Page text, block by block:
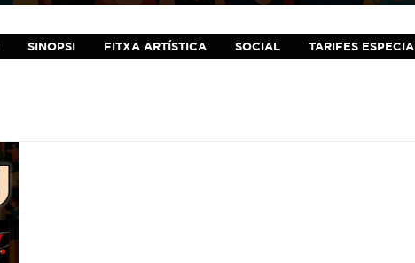
SINOPSI FITXA ARTÍSTICA SOCIAL TARIFES